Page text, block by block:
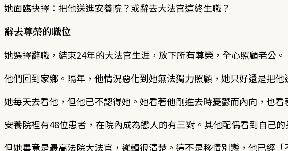
她面臨抉擇：把他送進安養院？或辭去大法官這終生職？
辭去尊榮的職位
她選擇辭職，結束24年的大法官生涯，放下所有尊榮，全心照顧老公。
他們回到家鄉。隔年，他情況惡化到她無法獨力照顧，她只好還是把他
她每天去看他，但他已不認得她。她看著他剛進去時憂鬱而內向，也
安養院裡有48位患者，在院內成為戀人的有三對。其他配偶看到自己
但她畢竟是最高法院大法官，邏輯很清楚。這不是移情別戀，他已經